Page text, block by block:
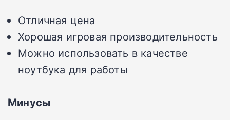
Отличная цена
Хорошая игровая производительность
Можно использовать в качестве
ноутбука для работы
Минусы